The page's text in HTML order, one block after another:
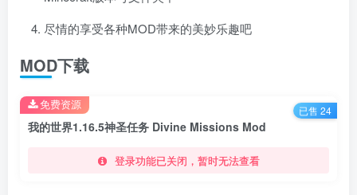
尽情的享受各种MOD带来的美妙乐趣吧
MOD下载
我的世界1.16.5神圣任务 Divine Missions Mod
登录功能已关闭，暂时无法查看
免费资源 已售 24